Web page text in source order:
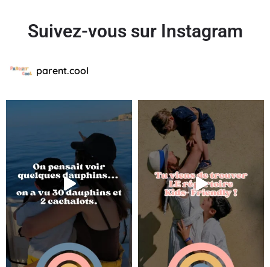
Suivez-vous sur Instagram
parent.cool